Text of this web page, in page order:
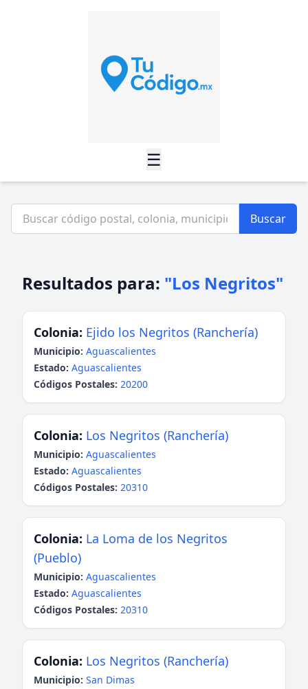
☰
Buscar
Resultados para: "Los Negritos"
Colonia: Ejido los Negritos (Ranchería)
Municipio: Aguascalientes
Estado: Aguascalientes
Códigos Postales: 20200
Colonia: Los Negritos (Ranchería)
Municipio: Aguascalientes
Estado: Aguascalientes
Códigos Postales: 20310
Colonia: La Loma de los Negritos
(Pueblo)
Municipio: Aguascalientes
Estado: Aguascalientes
Códigos Postales: 20310
Colonia: Los Negritos (Ranchería)
Municipio: San Dimas